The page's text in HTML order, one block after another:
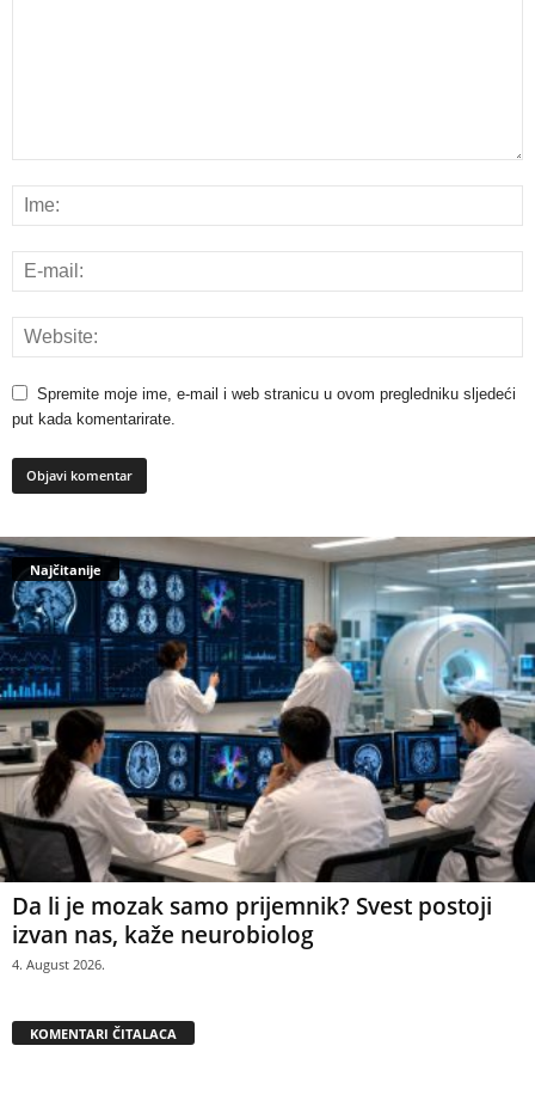
Spremite moje ime, e-mail i web stranicu u ovom pregledniku sljedeći
put kada komentarirate.
Najčitanije
Da li je mozak samo prijemnik? Svest postoji
izvan nas, kaže neurobiolog
4. August 2026.
KOMENTARI ČITALACA